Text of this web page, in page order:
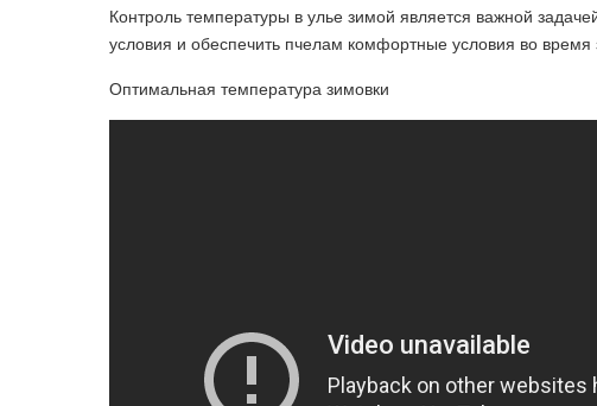
Контроль температуры в улье зимой является важной
условия и обеспечить пчелам комфортные условия во время
Оптимальная температура зимовки